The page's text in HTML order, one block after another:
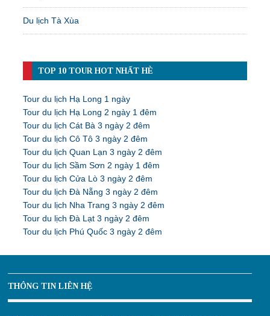
Du lịch Tà Xùa
TOP 10 TOUR HOT NHẤT HÈ
Tour du lịch Hạ Long 1 ngày
Tour du lịch Hạ Long 2 ngày 1 đêm
Tour du lịch Cát Bà 3 ngày 2 đêm
Tour du lịch Cô Tô 3 ngày 2 đêm
Tour du lịch Quan Lạn 3 ngày 2 đêm
Tour du lịch Sầm Sơn 2 ngày 1 đêm
Tour du lịch Cửa Lò 3 ngày 2 đêm
Tour du lịch Đà Nẵng 3 ngày 2 đêm
Tour du lịch Nha Trang 3 ngày 2 đêm
Tour du lịch Đà Lạt 3 ngày 2 đêm
Tour du lịch Phú Quốc 3 ngày 2 đêm
THÔNG TIN LIÊN HỆ